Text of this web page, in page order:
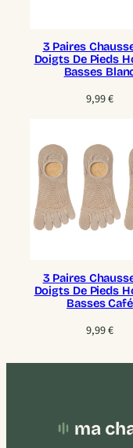
3 Paires
Doigts De Pieds
Basses
9,99€
3 Paires
Doigts De Pieds
Basses Café
9,99€